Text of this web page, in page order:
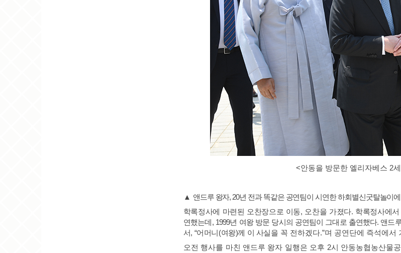
<안동을 방문한 엘리자베스 2
▲ 앤드루 왕자, 20년 전과 똑같은 공연팀이 시연한 하회별신굿탈놀이
학록정사에 마련된 오찬장으로 이동, 오찬을 가졌다. 학록정사에
연했는데 , 1999년 여왕 방문 당시의 공연팀이 그대로 출연했다. 앤드
서, “어머니 (여왕)께 이 사실을 꼭 전하겠다.”며 공연단에 즉석에서
오전 행사를 마친 앤드루 왕자 일행은 오후 2시 안동농협농산물